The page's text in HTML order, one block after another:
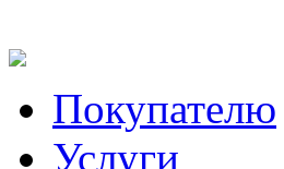
Покупателю
Услуги